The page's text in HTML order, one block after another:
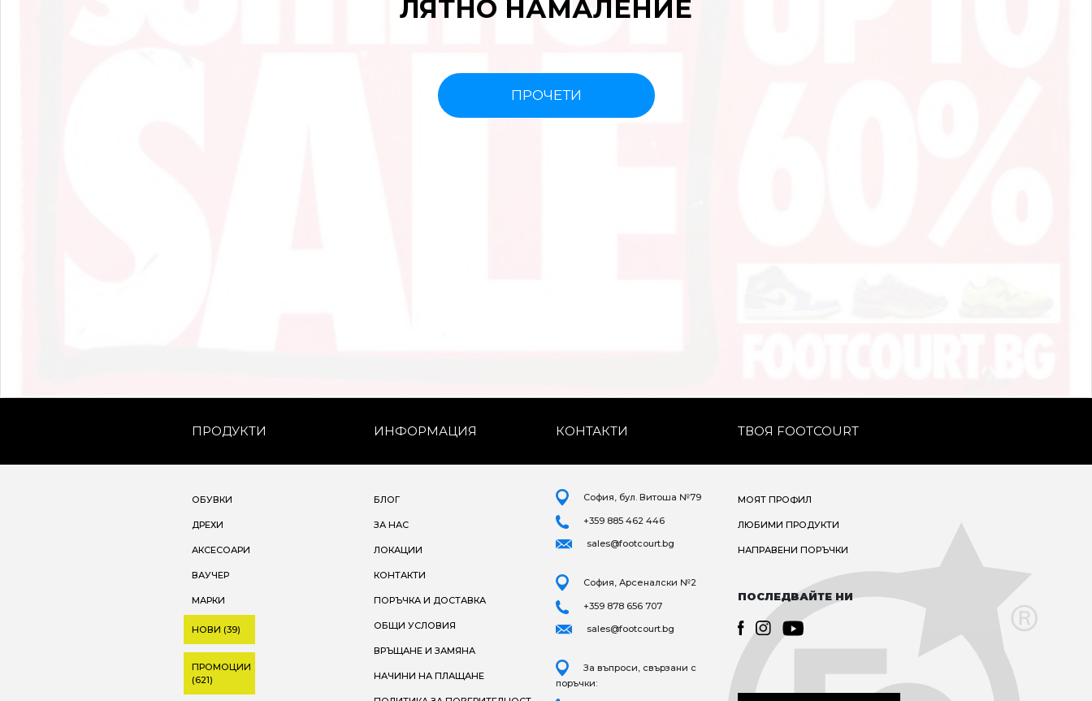
ЛЯТНО НАМАЛЕНИЕ
ПРОЧЕТИ
ПРОДУКТИ ИНФОРМАЦИЯ КОНТАКТИ ТВОЯ FOOTCOURT
ОБУВКИ
ДРЕХИ
АКСЕСОАРИ
ВАУЧЕР
МАРКИ
НОВИ (39)
ПРОМОЦИИ
(621)
БЛОГ
ЗА НАС
ЛОКАЦИИ
КОНТАКТИ
ПОРЪЧКА И ДОСТАВКА
ОБЩИ УСЛОВИЯ
ВРЪЩАНЕ И ЗАМЯНА
НАЧИНИ НА ПЛАЩАНЕ
София, бул. Витоша №79
+359 885 462 446
sales@footcourt.bg
София, Арсеналски №2
+359 878 656 707
sales@footcourt.bg
За въпроси, свързани с
поръчки:
МОЯТ ПРОФИЛ
ЛЮБИМИ ПРОДУКТИ
НАПРАВЕНИ ПОРЪЧКИ
ПОСЛЕДВАЙТЕ НИ